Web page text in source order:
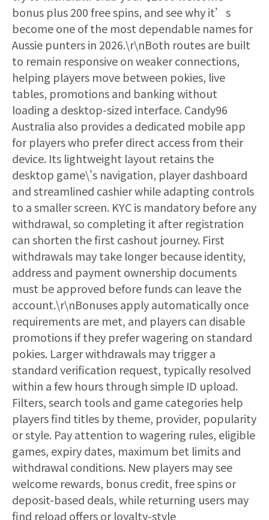
bonus plus 200 free spins, and see why it’s
become one of the most dependable names for
Aussie punters in 2026.\r\nBoth routes are built
to remain responsive on weaker connections,
helping players move between pokies, live
tables, promotions and banking without
loading a desktop-sized interface. Candy96
Australia also provides a dedicated mobile app
for players who prefer direct access from their
device. Its lightweight layout retains the
desktop game\'s navigation, player dashboard
and streamlined cashier while adapting controls
to a smaller screen. KYC is mandatory before any
withdrawal, so completing it after registration
can shorten the first cashout journey. First
withdrawals may take longer because identity,
address and payment ownership documents
must be approved before funds can leave the
account.\r\nBonuses apply automatically once
requirements are met, and players can disable
promotions if they prefer wagering on standard
pokies. Larger withdrawals may trigger a
standard verification request, typically resolved
within a few hours through simple ID upload.
Filters, search tools and game categories help
players find titles by theme, provider, popularity
or style. Pay attention to wagering rules, eligible
games, expiry dates, maximum bet limits and
withdrawal conditions. New players may see
welcome rewards, bonus credit, free spins or
deposit-based deals, while returning users may
find reload offers or loyalty-style